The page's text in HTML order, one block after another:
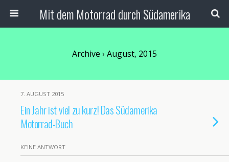
Mit dem Motorrad durch Südamerika
Archive › August, 2015
7. AUGUST 2015
Ein Jahr ist viel zu kurz! Das Südamerika
Motorrad-Buch
KEINE ANTWORT